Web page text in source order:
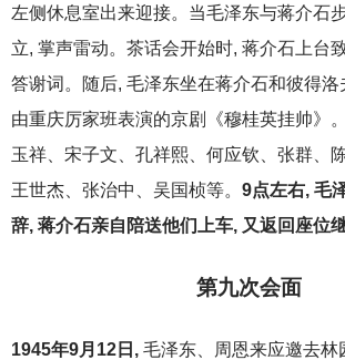
左侧休息室出来迎接。当毛泽东与蒋介石
立, 掌声雷动。茶话会开始时, 蒋介石上台
答谢词。随后, 毛泽东坐在蒋介石和彼得洛
由重庆厉家班表演的京剧《穆桂英挂帅》
玉祥、宋子文、孔祥熙、何应钦、张群、
王世杰、张治中、吴国桢等。 9点左右, 毛
辞, 蒋介石亲自陪送他们上车, 又返回座位继
第九次会面
1945年9月12日, 毛泽东、周恩来应邀去林